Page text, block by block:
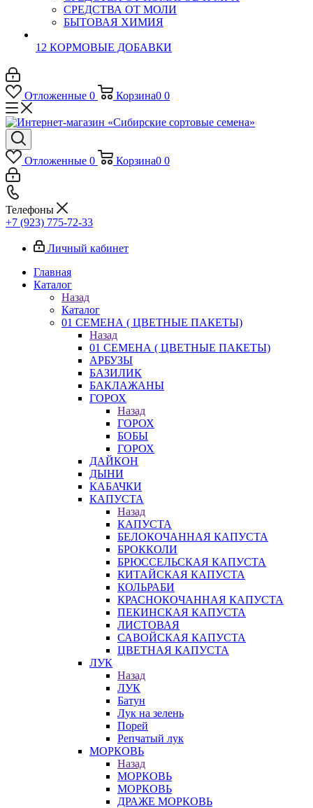
СРЕДСТВА ОТ МОЛИ
БЫТОВАЯ ХИМИЯ
12 КОРМОВЫЕ ДОБАВКИ
Отложенные 0 Корзина0 0
Отложенные 0 Корзина0 0
Телефоны
+7 (923) 775-72-33
Личный кабинет
Главная
Каталог
Назад
Каталог
01 СЕМЕНА ( ЦВЕТНЫЕ ПАКЕТЫ)
Назад
01 СЕМЕНА ( ЦВЕТНЫЕ ПАКЕТЫ)
АРБУЗЫ
БАЗИЛИК
БАКЛАЖАНЫ
ГОРОХ
Назад
ГОРОХ
БОБЫ
ГОРОХ
ДАЙКОН
ДЫНИ
КАБАЧКИ
КАПУСТА
Назад
КАПУСТА
БЕЛОКОЧАННАЯ КАПУСТА
БРОККОЛИ
БРЮССЕЛЬСКАЯ КАПУСТА
КИТАЙСКАЯ КАПУСТА
КОЛЬРАБИ
КРАСНОКОЧАННАЯ КАПУСТА
ПЕКИНСКАЯ КАПУСТА
ЛИСТОВАЯ
САВОЙСКАЯ КАПУСТА
ЦВЕТНАЯ КАПУСТА
ЛУК
Назад
ЛУК
Батун
Лук на зелень
Порей
Репчатый лук
МОРКОВЬ
Назад
МОРКОВЬ
МОРКОВЬ
ДРАЖЕ МОРКОВЬ